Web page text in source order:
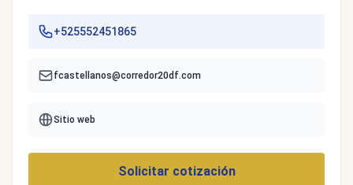
+525552451865
fcastellanos@corredor20df.com
Sitio web
Solicitar cotización